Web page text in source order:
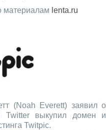
материалам lenta.ru
(Noah Everett) заявил о
Twitter выкупил домен и
Twitpic.